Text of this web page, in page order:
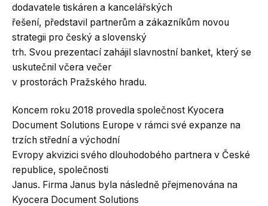
dodavatele tiskáren a kancelářských
řešení, představil partnerům a zákazníkům novou
strategii pro český a slovenský
trh. Svou prezentací zahájil slavnostní banket, který se
uskutečnil včera večer
v prostorách Pražského hradu.
Koncem roku 2018 provedla společnost Kyocera
Document Solutions Europe v rámci své expanze na
trzích střední a východní
Evropy akvizici svého dlouhodobého partnera v České
republice, společnosti
Janus. Firma Janus byla následně přejmenována na
Kyocera Document Solutions